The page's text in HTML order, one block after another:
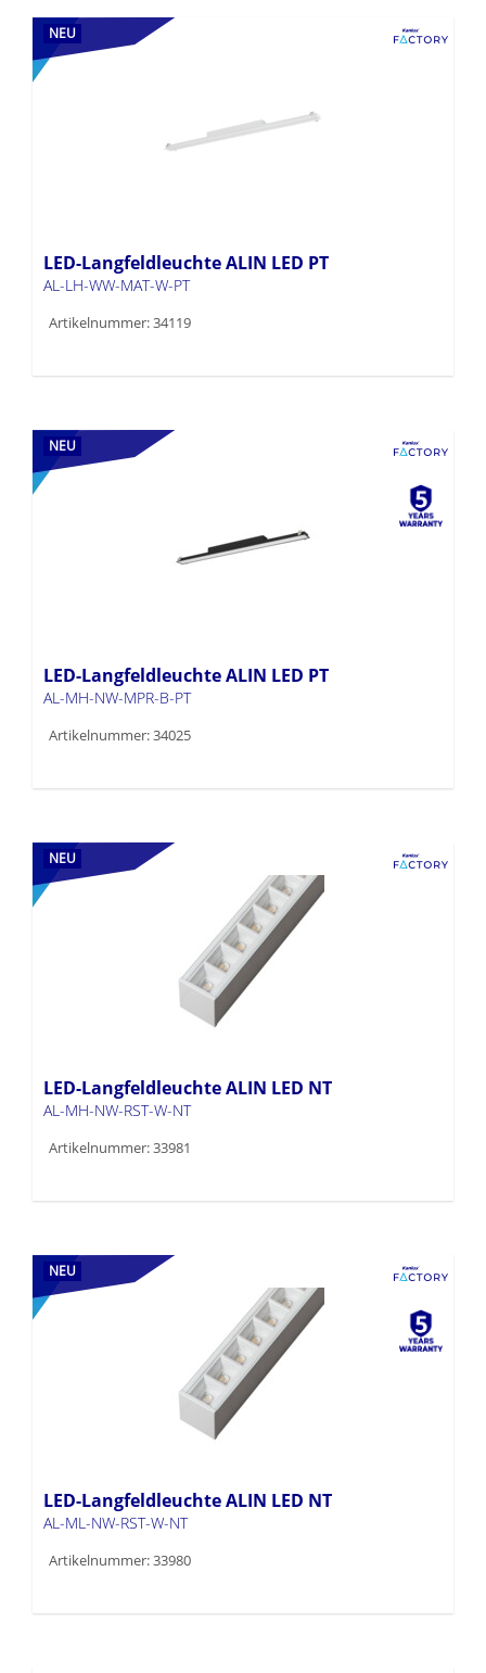
NEU
LED-Langfeldleuchte ALIN LED PT
AL-LH-WW-MAT-W-PT
Artikelnummer: 34119
NEU
LED-Langfeldleuchte ALIN LED PT
AL-MH-NW-MPR-B-PT
Artikelnummer: 34025
NEU
LED-Langfeldleuchte ALIN LED NT
AL-MH-NW-RST-W-NT
Artikelnummer: 33981
NEU
LED-Langfeldleuchte ALIN LED NT
AL-ML-NW-RST-W-NT
Artikelnummer: 33980